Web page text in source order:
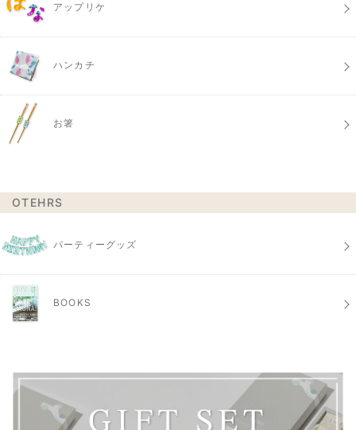
アップリケ
ハンカチ
お箸
OTEHRS
パーティーグッズ
BOOKS